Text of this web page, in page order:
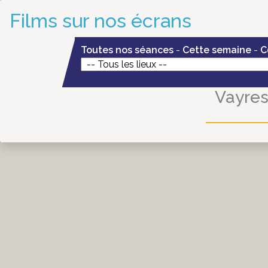
Films sur nos écrans
Toutes nos séances - Cette semaine -
Vayres